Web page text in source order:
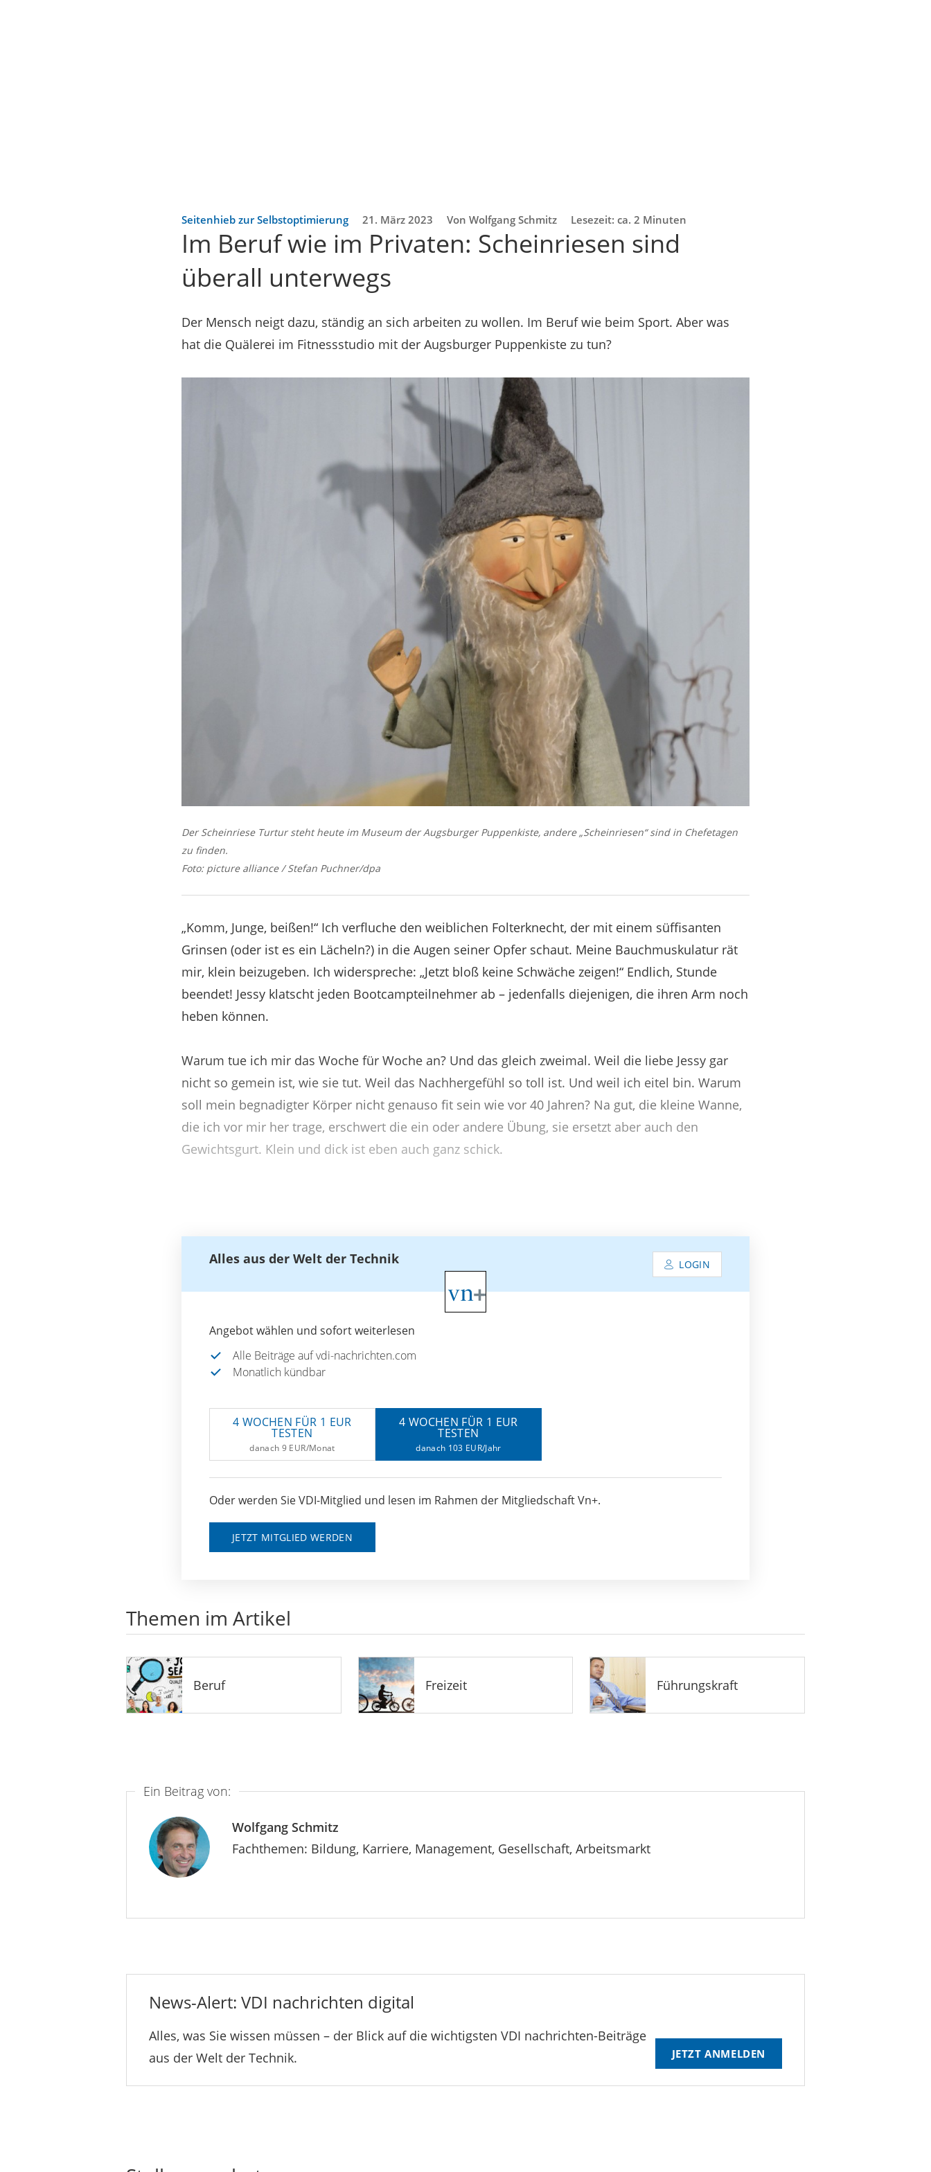
Seitenhieb zur Selbstoptimierung 21. März 2023 Von Wolfgang Schmitz Lesezeit: ca. 2 Minuten
Im Beruf wie im Privaten: Scheinriesen sind
überall unterwegs
Der Mensch neigt dazu, ständig an sich arbeiten zu wollen. Im Beruf wie beim Sport. Aber was
hat die Quälerei im Fitnessstudio mit der Augsburger Puppenkiste zu tun?
Der Scheinriese Turtur steht heute im Museum der Augsburger Puppenkiste, andere „Scheinriesen“ sind in Chefetagen
zu finden.
Foto: picture alliance / Stefan Puchner/dpa
„Komm, Junge, beißen!“ Ich verfluche den weiblichen Folterknecht, der mit einem süffisanten
Grinsen (oder ist es ein Lächeln?) in die Augen seiner Opfer schaut. Meine Bauchmuskulatur rät
mir, klein beizugeben. Ich widerspreche: „Jetzt bloß keine Schwäche zeigen!“ Endlich, Stunde
beendet! Jessy klatscht jeden Bootcampteilnehmer ab – jedenfalls diejenigen, die ihren Arm noch
heben können.
Warum tue ich mir das Woche für Woche an? Und das gleich zweimal. Weil die liebe Jessy gar
nicht so gemein ist, wie sie tut. Weil das Nachhergefühl so toll ist. Und weil ich eitel bin. Warum
soll mein begnadigter Körper nicht genauso fit sein wie vor 40 Jahren? Na gut, die kleine Wanne,
die ich vor mir her trage, erschwert die ein oder andere Übung, sie ersetzt aber auch den
Gewichtsgurt. Klein und dick ist eben auch ganz schick.
Alles aus der Welt der Technik LOGIN
Angebot wählen und sofort weiterlesen
Alle Beiträge auf vdi-nachrichten.com
Monatlich kündbar
4 WOCHEN FÜR 1 EUR
TESTEN
danach 9 EUR/Monat
4 WOCHEN FÜR 1 EUR
TESTEN
danach 103 EUR/Jahr
Oder werden Sie VDI-Mitglied und lesen im Rahmen der Mitgliedschaft Vn+.
JETZT MITGLIED WERDEN
Themen im Artikel
Beruf Freizeit Führungskraft
Ein Beitrag von:
Wolfgang Schmitz
Fachthemen: Bildung, Karriere, Management, Gesellschaft, Arbeitsmarkt
News-Alert: VDI nachrichten digital
Alles, was Sie wissen müssen – der Blick auf die wichtigsten VDI nachrichten-Beiträge
aus der Welt der Technik.
JETZT ANMELDEN